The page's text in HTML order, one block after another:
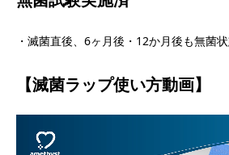
・滅菌直後、6ヶ月後・12か月後も無菌
【滅菌ラップ使い方動画】
動